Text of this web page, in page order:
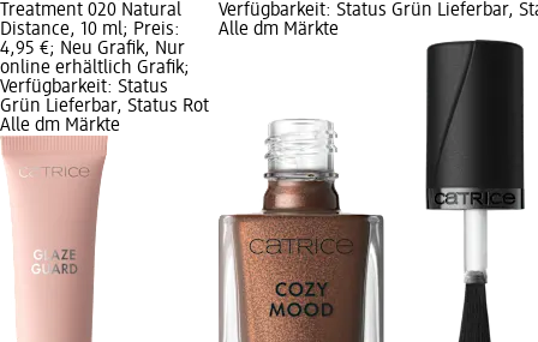
Treatment 020 Natural
Distance, 10 ml; Preis:
4,95 €; Neu Grafik, Nur
online erhältlich Grafik;
Verfügbarkeit: Status
Grün Lieferbar, Status Rot
Alle dm Märkte
Verfügbarkeit: Status Grün Lieferbar,
Alle dm Märkte